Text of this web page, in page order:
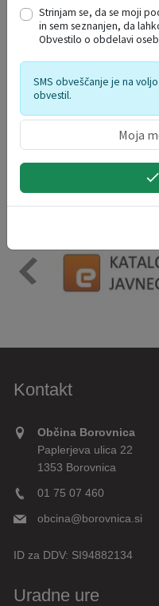
po
to sr
27 28 29
3
4 5
10
11 12
26
31
1 2
Kontakt
Občina Borovnica
Paplerjeva ulica 22
1353 Borovnica
01 75 07 460
obcina@borovnica.si
ID za DDV: SI94882134
Uradne ure
Strinjam se, da se moji
in sem seznanjen, da
Obvestilo o obdelavi
SMS obveščanje je na
obvestil.